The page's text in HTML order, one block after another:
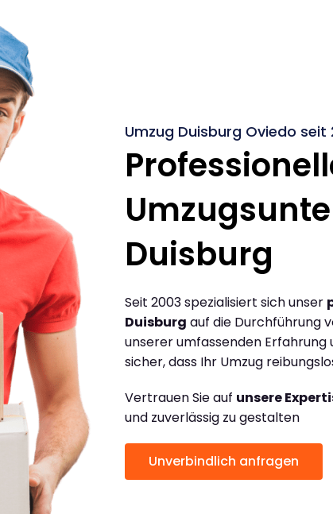
Umzug Duisburg Oviedo seit
Duisburg
Seit 2003 spezialisiert sich unser
Duisburg auf die Durchführung
unserer umfassenden
sicher, dass Ihr Umzug
Vertrauen Sie auf unsere
und zuverlässig zu gestalten
Unverbindlich anfragen